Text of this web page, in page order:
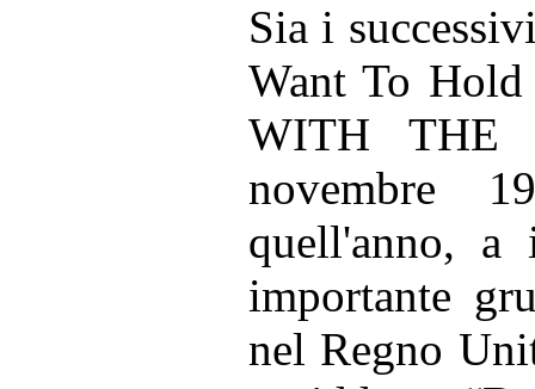
Sia i
Want To
WITH THE
novembre
quell'anno,
importante
nel Regno